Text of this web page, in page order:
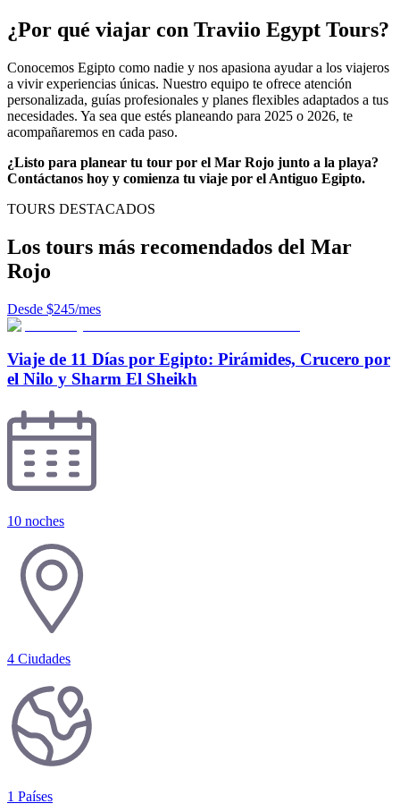
¿Por qué viajar con Traviio Egypt Tours?
Conocemos Egipto como nadie y nos apasiona ayudar a los viajeros
a vivir experiencias únicas. Nuestro equipo te ofrece atención
personalizada, guías profesionales y planes flexibles adaptados a tus
necesidades. Ya sea que estés planeando para 2025 o 2026, te
acompañaremos en cada paso.
¿Listo para planear tu tour por el Mar Rojo junto a la playa?
Contáctanos hoy y comienza tu viaje por el Antiguo Egipto.
TOURS DESTACADOS
Los tours más recomendados del Mar
Rojo
Desde $245/mes
Viaje de 11 Días por Egipto: Pirámides, Crucero por
el Nilo y Sharm El Sheikh
10 noches
4 Ciudades
1 Países